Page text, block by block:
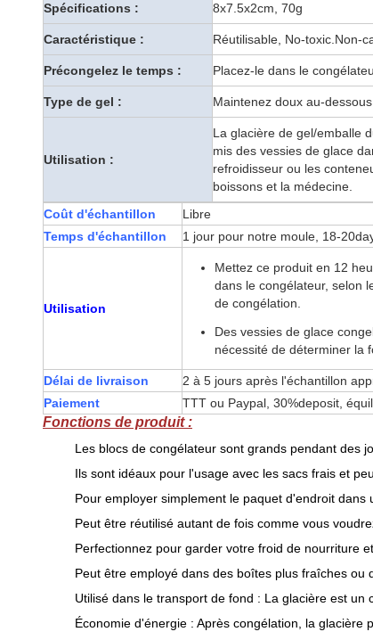
Spécifications : 8x7.5x2cm, 70g
Caractéristique : Réutilisable, No-toxic.Non-
Précongelez le temps : Placez-le dans le
Type de gel : Maintenez doux au-
Utilisation :
La glacière de gel/emballe
mis des vessies de glace
refroidisseur ou les
boissons et la médecine.
Coût d'échantillon
Libre
Temps d'échantillon
1 jour pour notre moule, 18-
Utilisation
Mettez ce produit en 12
dans le congélateur, selon
de congélation.
Des vessies de glace
nécessité de déterminer la
Délai de livraison
2 à 5 jours après l'échantillon
Paiement
TTT ou Paypal, 30%deposit,
Fonctions de produit :
Les blocs de congélateur sont grands pendant des
Ils sont idéaux pour l'usage avec les sacs frais et
Pour employer simplement le paquet d'endroit
Peut être réutilisé autant de fois comme vous
Perfectionnez pour garder votre froid de nourriture
Peut être employé dans des boîtes plus fraîches ou
Utilisé dans le transport de fond : La glacière est
Économie d'énergie : Après congélation, la